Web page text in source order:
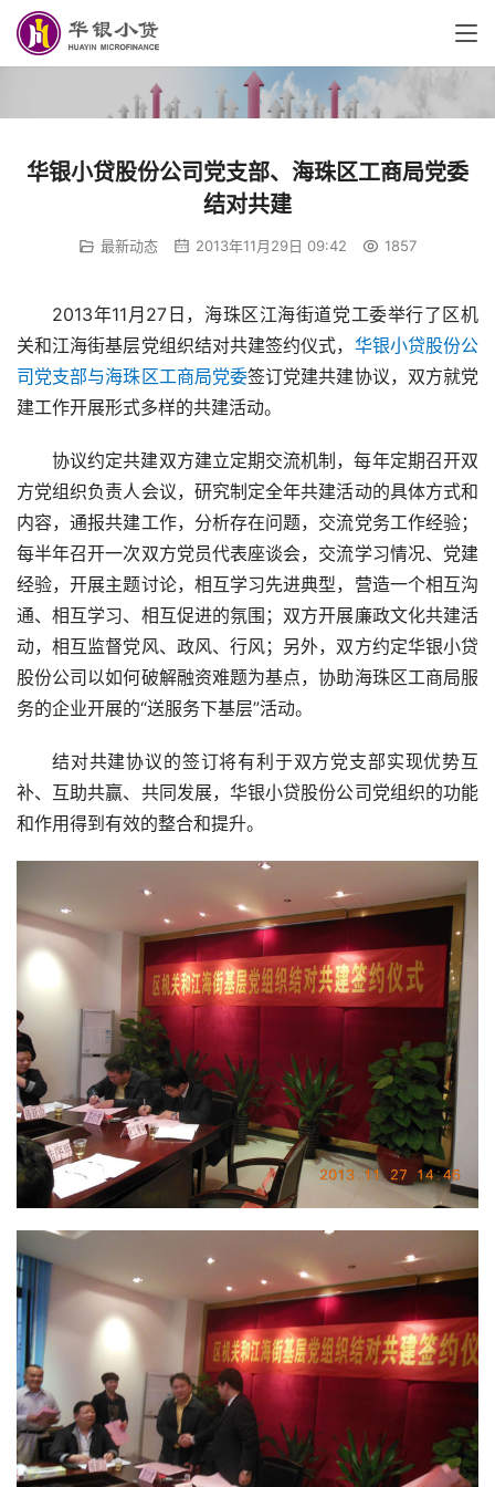
华银小贷股份公司党支部、海珠区工商局党委
结对共建
最新动态 2013年11月29日 09:42 1857
2013年11 月27日，海珠区江海街道党工委举行了区机
关和江海街基层党组织结对共建签约仪式， 华银小贷股份公
司党支部与海珠区工商局党委签订党建共建协议，双方就党
建工作开展形式多样的共建活动。
协议约定共建双方建立定期交流机制，每年定期召开双
方党组织负责人会议，研究制定全年共建活动的具体方式和
内容，通报共建工作，分析存在问题，交流党务工作经验；
每半年召开一次双方党员代表座谈会，交流学习情况、党建
经验，开展主题讨论，相互学习先进典型，营造一个相互沟
通、相互学习、相互促进的氛围；双方开展廉政文化共建活
动，相互监督党风、政风、行风；另外，双方约定华银小贷
股份公司以如何破解融资难题为基点，协助海珠区工商局服
务的企业开展的“送服务下基层”活动。
结对共建协议的签订将有利于双方党支部实现优势互
补、互助共赢、共同发展，华银小贷股份公司党组织的功能
和作用得到有效的整合和提升。